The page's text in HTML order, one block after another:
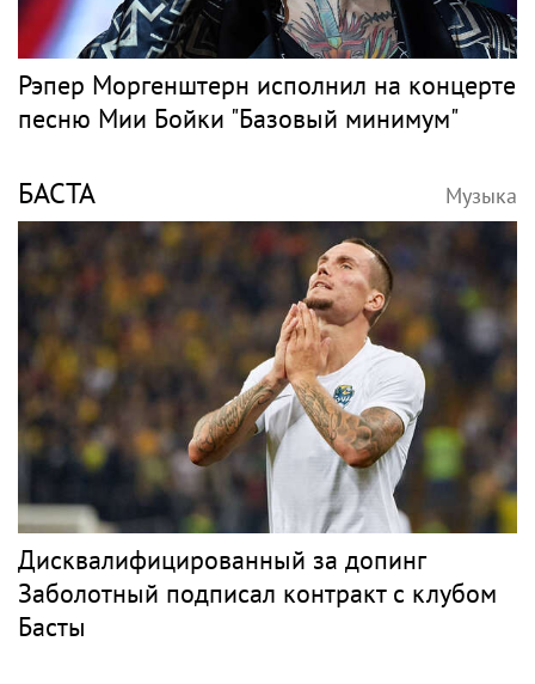
Рэпер Моргенштерн исполнил на концерте
песню Мии Бойки "Базовый минимум"
БАСТА Музыка
Дисквалифицированный за допинг
Заболотный подписал контракт с клубом
Басты